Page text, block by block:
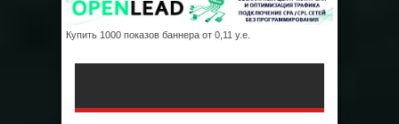
Купить 1000 показов баннера от 0,11 у.е.